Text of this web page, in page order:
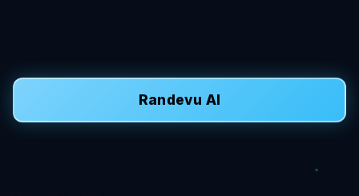
Randevu Al